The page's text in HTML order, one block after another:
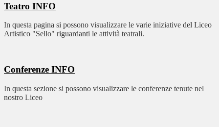
Teatro INFO
In questa pagina si possono visualizzare le varie iniziative del Liceo
Artistico "Sello" riguardanti le attività teatrali.
Conferenze INFO
In questa sezione si possono visualizzare le conferenze tenute nel
nostro Liceo